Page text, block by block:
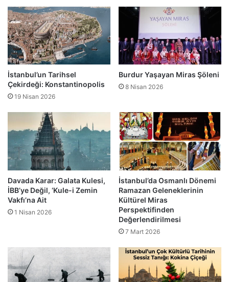
İstanbul’un Tarihsel
Çekirdeği: Konstantinopolis
19 Nisan 2026
Burdur Yaşayan Miras Şöleni
8 Nisan 2026
Davada Karar: Galata Kulesi,
İBB’ye Değil, ‘Kule-i Zemin
Vakfı’na Ait
1 Nisan 2026
İstanbul’da Osmanlı Dönemi
Ramazan Geleneklerinin
Kültürel Miras
Perspektifinden
Değerlendirilmesi
7 Mart 2026